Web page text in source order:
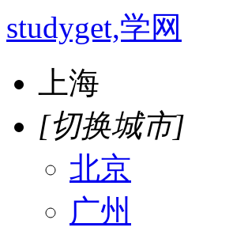
studyget,学网
上海
[切换城市]
北京
广州